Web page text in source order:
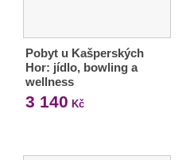
Pobyt u Kašperských
Hor: jídlo, bowling a
wellness
3 140 Kč